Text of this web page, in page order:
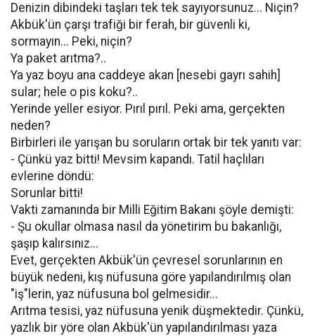
Denizin dibindeki taşları tek tek sayıyorsunuz... Niçin?
Akbük'ün çarşı trafiği bir ferah, bir güvenli ki,
sormayın... Peki, niçin?
Ya paket arıtma?..
Ya yaz boyu ana caddeye akan [nesebi gayrı sahih]
sular; hele o pis koku?..
Yerinde yeller esiyor. Pırıl pırıl. Peki ama, gerçekten
neden?
Birbirleri ile yarışan bu soruların ortak bir tek yanıtı var:
- Çünkü yaz bitti! Mevsim kapandı. Tatil haçlıları
evlerine döndü:
Sorunlar bitti!
Vakti zamanında bir Milli Eğitim Bakanı şöyle demişti:
- Şu okullar olmasa nasıl da yönetirim bu bakanlığı,
şaşıp kalırsınız...
Evet, gerçekten Akbük'ün çevresel sorunlarının en
büyük nedeni, kış nüfusuna göre yapılandırılmış olan
"iş"lerin, yaz nüfusuna bol gelmesidir...
Arıtma tesisi, yaz nüfusuna yenik düşmektedir. Çünkü,
yazlık bir yöre olan Akbük'ün yapılandırılması yaza